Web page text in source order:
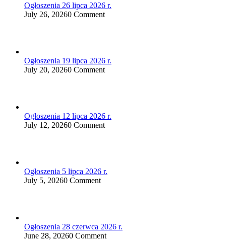
Ogłoszenia 26 lipca 2026 r.
July 26, 20260 Comment
Ogłoszenia 19 lipca 2026 r.
July 20, 20260 Comment
Ogłoszenia 12 lipca 2026 r.
July 12, 20260 Comment
Ogłoszenia 5 lipca 2026 r.
July 5, 20260 Comment
Ogłoszenia 28 czerwca 2026 r.
June 28, 20260 Comment